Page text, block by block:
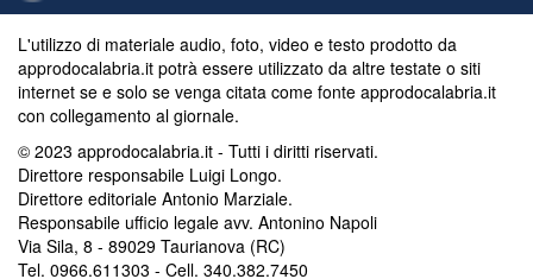
Verde e Decoro di Ateneo con l’ausilio delle maestranze
[…]
L'utilizzo di materiale audio, foto, video e testo prodotto da
approdocalabria.it potrà essere utilizzato da altre testate o siti
internet se e solo se venga citata come fonte approdocalabria.it
con collegamento al giornale.
© 2023 approdocalabria.it - Tutti i diritti riservati.
Direttore responsabile Luigi Longo.
Direttore editoriale Antonio Marziale.
Responsabile ufficio legale avv. Antonino Napoli
Via Sila, 8 - 89029 Taurianova (RC)
Tel. 0966.611303 - Cell. 340.382.7450